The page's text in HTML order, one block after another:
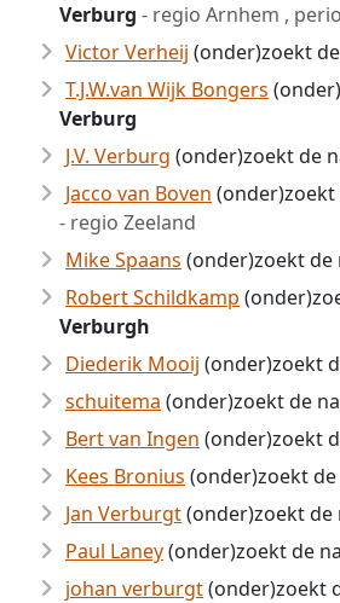
Verburg - regio Arnhem ,
Victor Verheij (onder)zoekt
T.J.W.van Wijk Bongers
Verburg
J.V. Verburg (onder)zoekt de
Jacco van Boven (onder)zoekt
- regio Zeeland
Mike Spaans (onder)zoekt de
Robert Schildkamp
Verburgh
Diederik Mooij (onder)zoekt
schuitema (onder)zoekt de
Bert van Ingen (onder)zoekt
Kees Bronius (onder)zoekt
Jan Verburgt(onder)zoekt de
Paul Laney(onder)zoekt de
johan verburgt(onder)zoekt